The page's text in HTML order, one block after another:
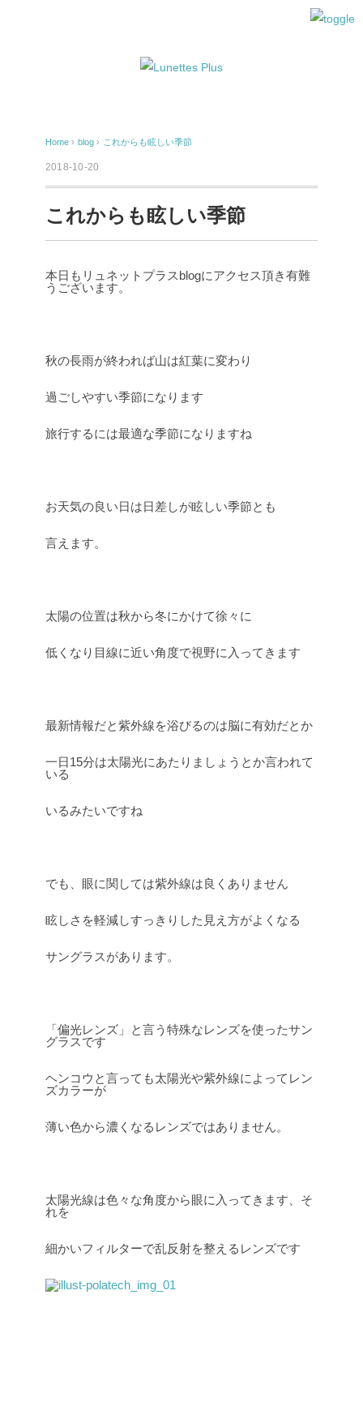
Home › blog › これからも眩しい季節
2018-10-20
これからも眩しい季節
本日もリュネットプラスblogにアクセス頂き有難
うございます。
秋の長雨が終われば山は紅葉に変わり
過ごしやすい季節になります
旅行するには最適な季節になりますね
お天気の良い日は日差しが眩しい季節とも
言えます。
太陽の位置は秋から冬にかけて徐々に
低くなり目線に近い角度で視野に入ってきます
最新情報だと紫外線を浴びるのは脳に有効だとか
一日15分は太陽光にあたりましょうとか言われて
いる
いるみたいですね
でも、眼に関しては紫外線は良くありません
眩しさを軽減しすっきりした見え方がよくなる
サングラスがあります。
「偏光レンズ」と言う特殊なレンズを使ったサン
グラスです
ヘンコウと言っても太陽光や紫外線によってレン
ズカラーが
薄い色から濃くなるレンズではありません。
太陽光線は色々な角度から眼に入ってきます、そ
れを
細かいフィルターで乱反射を整えるレンズです